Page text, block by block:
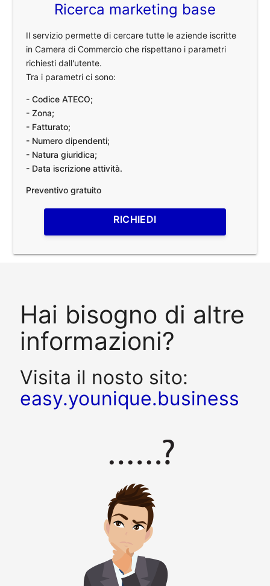
Ricerca marketing base
Il servizio permette di cercare tutte le aziende iscritte
in Camera di Commercio che rispettano i parametri
richiesti dall'utente.
Tra i parametri ci sono:
- Codice ATECO;
- Zona;
- Fatturato;
- Numero dipendenti;
- Natura giuridica;
- Data iscrizione attività.
Preventivo gratuito
RICHIEDI
Hai bisogno di altre
informazioni?
Visita il nosto sito:
easy.younique.business